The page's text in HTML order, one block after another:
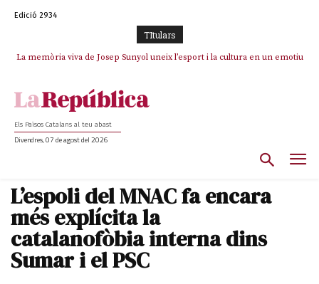
Edició 2934
TItulars
La memòria viva de Josep Sunyol uneix l’esport i la cultura en un emotiu
La “dignitat” a mitges de Marc Puigtió: renuncia a Girona pels àudios però
Els Països Catalans al teu abast
Divendres, 07 de agost del 2026
L’espoli del MNAC fa encara
més explícita la
catalanofòbia interna dins
Sumar i el PSC